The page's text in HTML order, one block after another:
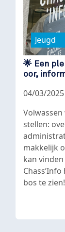
Jeugd
🌟 Een
oor,
04/03/2025
stellen:
makkelijk
kan
bos te zien!